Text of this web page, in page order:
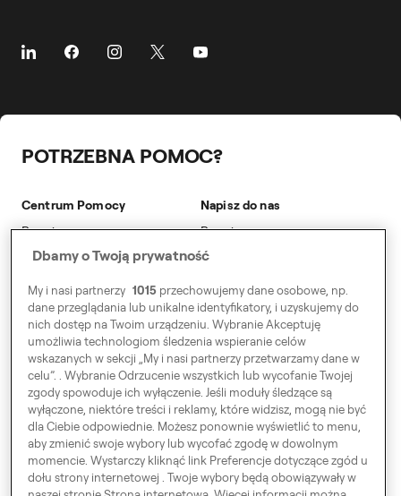
Poleć Nas
Program Lojalnosciowy
Partner flotowy
Bezpieczeństwo
Partnerzy biznesowi
Zrównoważony rozwój
Modern Slavery Statement
POTRZEBNA POMOC?
Centrum Pomocy
Pasażer
Kierowca
Partner flotowy
Biznes
Napisz do nas
Pasażer
Kierowca
Biznes
Zwiedzaj Europę
Dbamy o Twoją prywatność
My i nasi partnerzy 1015przechowujemy dane osobowe, np.
dane przeglądania lub unikalne identyfikatory, i uzyskujemy do
nich dostęp na Twoim urządzeniu. Wybranie Akceptuję
umożliwia technologiom śledzenia wspieranie celów
wskazanych w sekcji „My i nasi partnerzy przetwarzamy dane w
celu”. . Wybranie Odrzucenie wszystkich lub wycofanie Twojej
zgody spowoduje ich wyłączenie. Jeśli moduły śledzące są
wyłączone, niektóre treści i reklamy, które widzisz, mogą nie być
dla Ciebie odpowiednie. Możesz ponownie wyświetlić to menu,
aby zmienić swoje wybory lub wycofać zgodę w dowolnym
momencie. Wystarczy kliknąć link Preferencje dotyczące zgód u
dołu strony internetowej . Twoje wybory będą obowiązywały w